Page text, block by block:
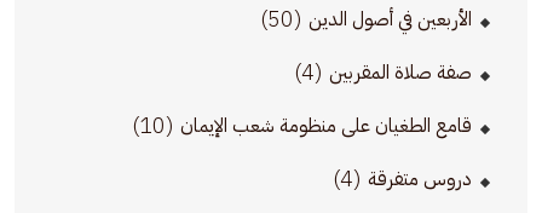
الأربعين في أصول الدين (50)
صفة صلاة المقربين (4)
قامع الطغيان على منظومة شعب الإيمان (10)
دروس متفرقة (4)